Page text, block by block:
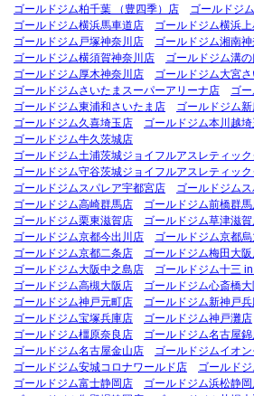
ゴールドジム柏千葉 （豊四季）店
ゴールドジ
ゴールドジム横浜馬車道店
ゴールドジム横浜
ゴールドジム戸塚神奈川店
ゴールドジム湘南
ゴールドジム横須賀神奈川店
ゴールドジム溝
ゴールドジム厚木神奈川店
ゴールドジム大宮
ゴールドジムさいたまスーパーアリーナ店
ゴ
ゴールドジム東浦和さいたま店
ゴールドジム
ゴールドジム久喜埼玉店
ゴールドジム本川越
ゴールドジム牛久茨城店
ゴールドジム土浦茨城ジョイフルアスレティッ
ゴールドジム守谷茨城ジョイフルアスレティッ
ゴールドジムスパレア宇都宮店
ゴールドジム
ゴールドジム高崎群馬店
ゴールドジム前橋群
ゴールドジム栗東滋賀店
ゴールドジム草津滋
ゴールドジム京都今出川店
ゴールドジム京都
ゴールドジム京都二条店
ゴールドジム梅田大
ゴールドジム大阪中之島店
ゴールドジム十三
ゴールドジム高槻大阪店
ゴールドジム心斎橋
ゴールドジム神戸元町店
ゴールドジム新神戸
ゴールドジム宝塚兵庫店
ゴールドジム神戸灘店
ゴールドジム橿原奈良店
ゴールドジム名古屋
ゴールドジム名古屋金山店
ゴールドジムイオ
ゴールドジム安城コロナワールド店
ゴールド
ゴールドジム富士静岡店
ゴールドジム浜松静